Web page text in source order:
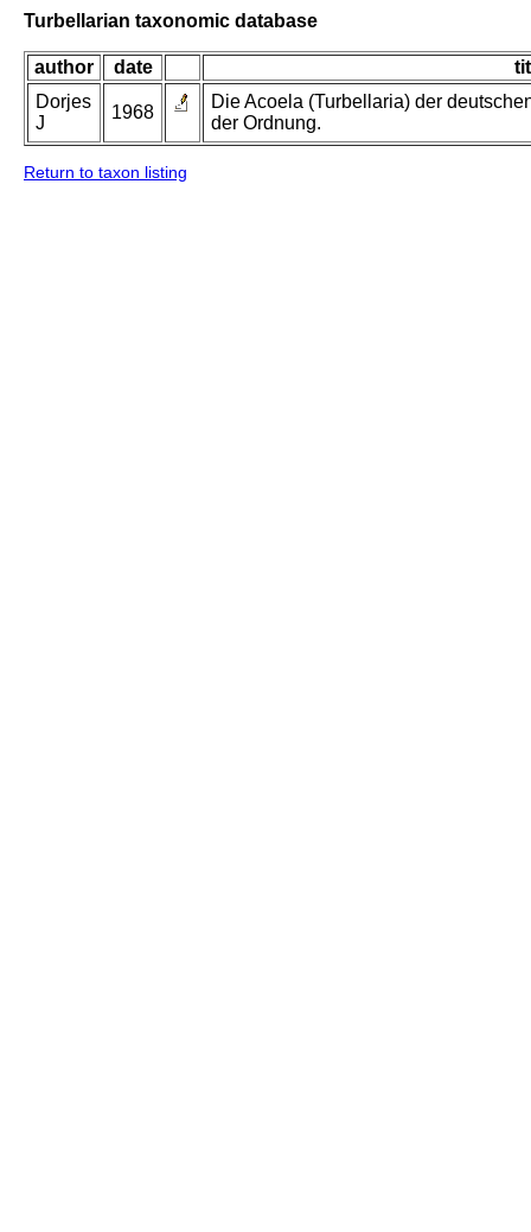
Turbellarian taxonomic database
author date
Dorjes
J
1968
Die Acoela (Turbellaria) der
der Ordnung.
Return to taxon listing